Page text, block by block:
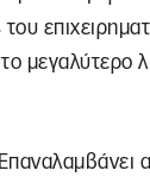
μεγαλύτερο